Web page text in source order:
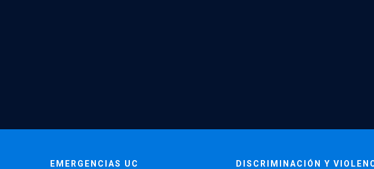
EMERGENCIAS UC DISCRIMINACIÓN Y